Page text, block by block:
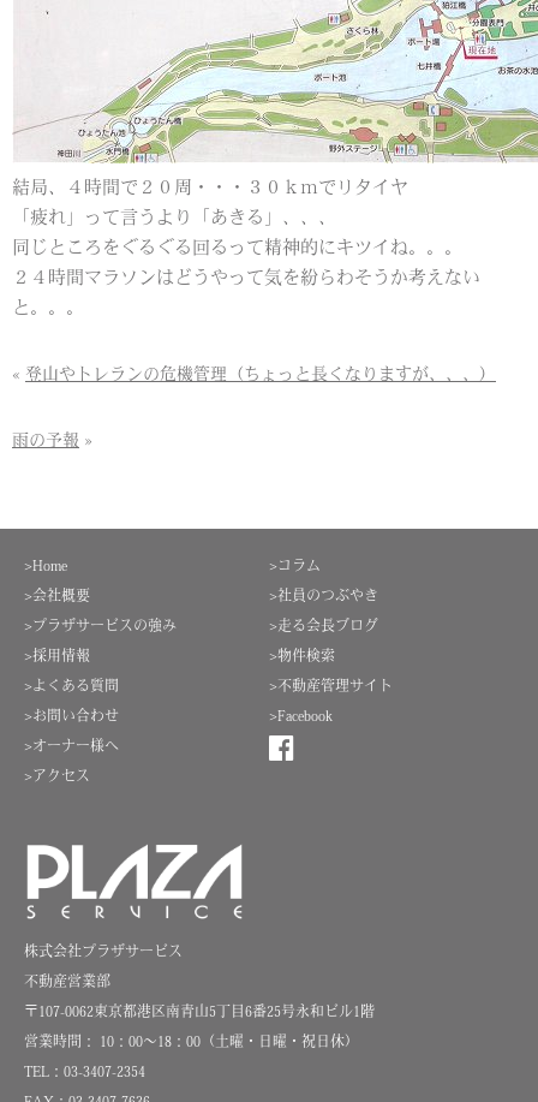
結局、４時間で２０周・・・３０ｋｍでリタイヤ
「疲れ」って言うより「あきる」、、、
同じところをぐるぐる回るって精神的にキツイね。。。
２４時間マラソンはどうやって気を紛らわそうか考えない
と。。。
« 登山やトレランの危機管理（ちょっと長くなりますが、、、）
雨の予報 »
>コラム
>社員のつぶやき
>走る会長ブログ
>物件検索
>不動産管理サイト
>Facebook
>Home
>会社概要
>プラザサービスの強み
>採用情報
>よくある質問
>お問い合わせ
>オーナー様へ
>アクセス
株式会社プラザサービス
不動産営業部
〒107-0062東京都港区南青山5丁目6番25号永和ビル1階
営業時間： 10：00～18：00（土曜・日曜・祝日休）
TEL：03-3407-2354